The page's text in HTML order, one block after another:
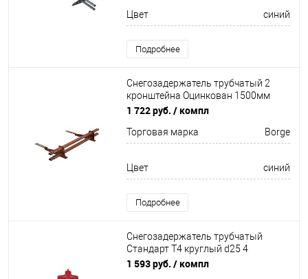
Цвет синий
Подробнее
Снегозадержатель трубчатый 2
кронштейна Оцинкован 1500мм
Borge
1 722 руб. / компл
Торговая марка Borge
Цвет синий
Подробнее
Снегозадержатель трубчатый
Стандарт Т4 круглый d25 4
кронштейна
1 593 руб. / компл